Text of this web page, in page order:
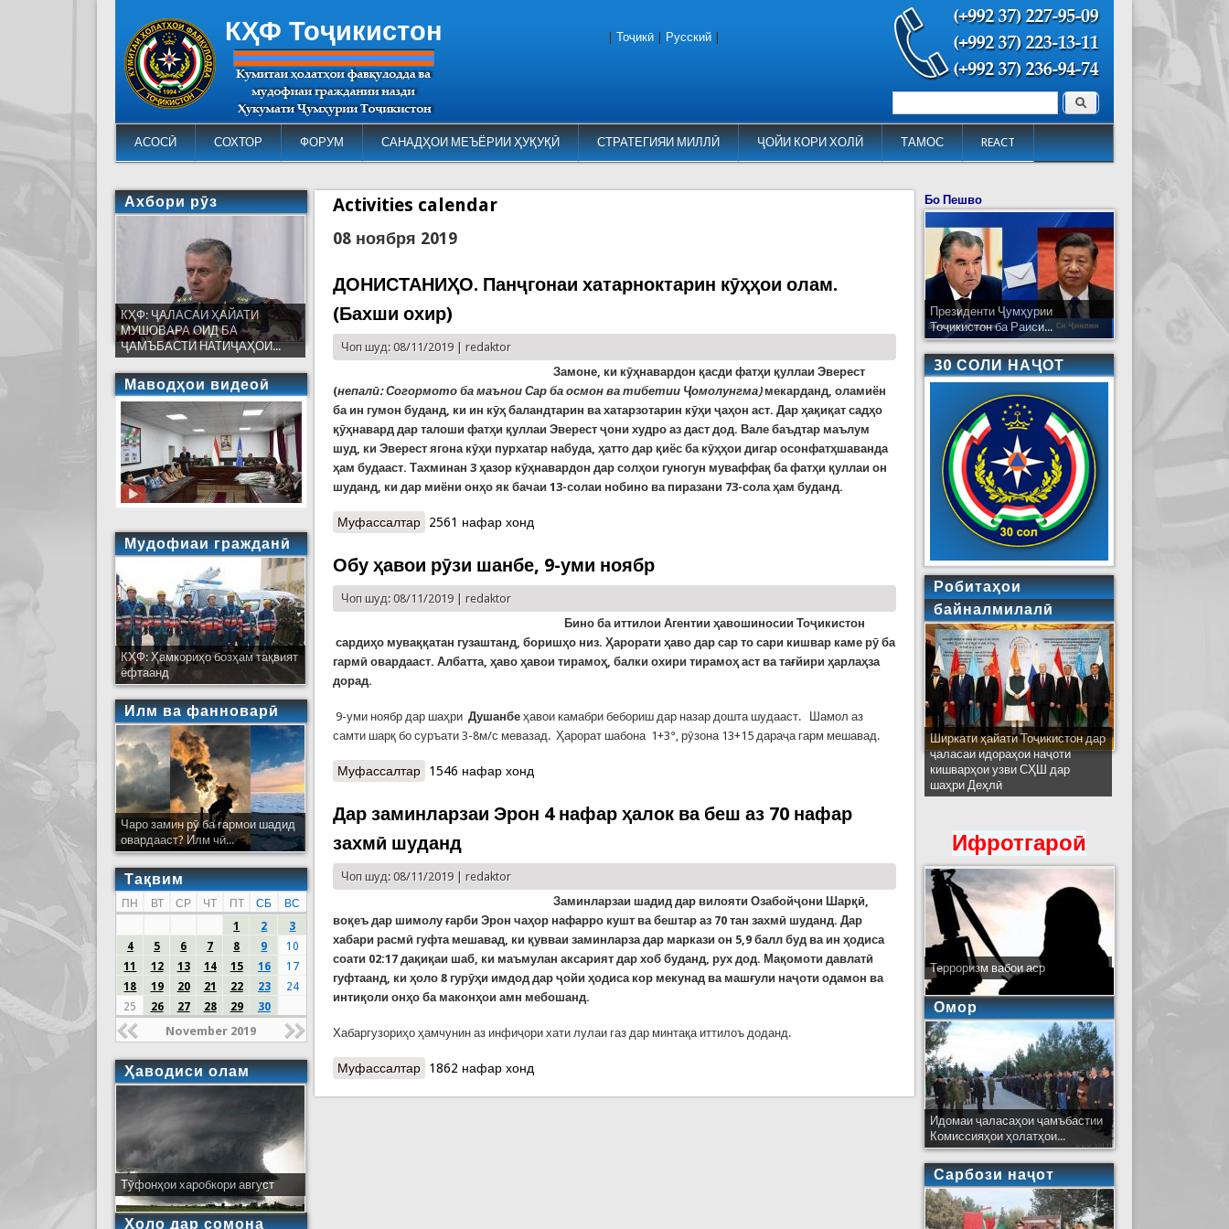
КҲФ Тоҷикистон
АСОСӢ СОХТОР ФОРУМ САНАДҲОИ МЕЪЁРИИ ҲУҚУҚӢ СТРАТЕГИЯИ МИЛЛӢ ҶОЙИ КОРИ ХОЛӢ ТАМОС REACT
Форма поиска Поиск
Тоҷикӣ Русский
Activities calendar
08 ноября 2019
ДОНИСТАНИҲО. Панҷгонаи хатарноктарин кӯҳҳои олам.
(Бахши охир)
Чоп шуд: 08/11/2019 |redaktor
Замоне, ки кӯҳнавардон қасди фатҳи қуллаи Эверест
(непалӣ: Согормото ба маънои Сар ба осмон ва тибетии Ҷомолунгма)мекарданд, оламиён
ба ин гумон буданд, ки ин кӯҳ баландтарин ва хатарзотарин кӯҳи ҷаҳон аст. Дар ҳақиқат садҳо
қӯҳнавард дар талоши фатҳи қуллаи Эверест ҷони худро аз даст дод. Вале баъдтар маълум
шуд, ки Эверест ягона кӯҳи пурхатар набуда, ҳатто дар қиёс ба кӯҳҳои дигар осонфатҳшаванда
ҳам будааст. Тахминан 3 ҳазор кӯҳнавардон дар солҳои гуногун муваффақ ба фатҳи қуллаи он
шуданд, ки дар миёни онҳо як бачаи 13-солаи нобино ва пиразани 73-сола ҳам буданд.
Муфассалтар о ДОНИСТАНИҲО. Панҷгонаи хатарноктарин кӯҳҳои олам. (Бахши охир)
2561 нафар хонд
Обу ҳавои рӯзи шанбе, 9-уми ноябр
Чоп шуд: 08/11/2019 |redaktor
Бино ба иттилои Агентии ҳавошиносии Тоҷикистон
сардиҳо муваққатан гузаштанд, боришҳо низ. Ҳарорати ҳаво дар сар то сари кишвар каме рӯ ба
гармӣ овардааст. Албатта, ҳаво ҳавои тирамоҳ, балки охири тирамоҳ аст ва тағйири ҳарлаҳза
дорад.
9-уми ноябр дар шаҳри Душанбеҳавои камабри бебориш дар назар дошта шудааст. Шамол аз
самти шарқ бо суръати 3-8м/с мевазад. Ҳарорат шабона 1+3°, рӯзона 13+15 дараҷа гарм мешавад.
Муфассалтар о Обу ҳавои рӯзи шанбе, 9-уми ноябр
1546 нафар хонд
Дар заминларзаи Эрон 4 нафар ҳалок ва беш аз 70 нафар
захмӣ шуданд
Чоп шуд: 08/11/2019 |redaktor
Заминларзаи шадид дар вилояти Озабойҷони Шарқӣ,
воқеъ дар шимолуғарби Эрон чаҳор нафарро кушт ва бештар аз 70 тан захмӣ шуданд. Дар
хабари расмӣ гуфта мешавад, ки қувваи заминларза дар маркази он 5,9 балл буд ва ин ҳодиса
соати 02:17 дақиқаи шаб, ки маъмулан аксарият дар хоб буданд, рух дод. Мақомоти давлатӣ
гуфтаанд, ки ҳоло 8 гурӯҳи имдод дар ҷойи ҳодиса кор мекунад ва машғули наҷоти одамон ва
интиқоли онҳо ба маконҳои амн мебошанд.
Хабаргузориҳо ҳамчунин аз инфиҷори хати лулаи газ дар минтақа иттилоъ доданд.
Муфассалтар о Дар заминларзаи Эрон 4 нафар ҳалок ва беш аз 70 нафар захмӣ шуданд
1862 нафар хонд
Ахбори рӯз
КҲФ: ҶАЛАСАИ ҲАЙАТИ
МУШОВАРА ОИД БА
ҶАМЪБАСТИ НАТИҶАҲОИ...
Маводҳои видеоӣ
Мудофиаи гражданӣ
КҲФ: Ҳамкориҳо бозҳам тақвият
ёфтаанд
Илм ва фанноварӣ
Чаро замин рӯ ба гармои шадид
овардааст? Илм чӣ...
Тақвим
ПН ВТ СР ЧТ ПТ СБ
ВС
1
2
3
4
5 6 7 8 9
10
11
12 13 14 15 16
17
18
19 20 21 22 23
24
25
26 27 28 29 30
November 2019
Ҳаводиси олам
Тӯфонҳои харобкори август
Ҳоло дар сомона
Бо Пешво
Президенти Ҷумҳурии
Тоҷикистон ба Раиси...
30 СОЛИ НАҶОТ
Робитаҳои
байналмилалӣ
Ширкати ҳайати Тоҷикистон дар
ҷаласаи идораҳои наҷоти
кишварҳои узви СҲШ дар
шаҳри Деҳлӣ
Ифротгароӣ
Терроризм вабои аср
Омор
Идомаи ҷаласаҳои ҷамъбастии
Комиссияҳои ҳолатҳои...
Сарбози наҷот